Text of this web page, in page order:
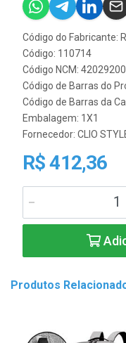
Código do Fabricante:
Código: 110714
Código NCM: 42029200
Código de Barras do
Código de Barras da
Embalagem: 1X1
Fornecedor: CLIO
R$ 412,36
Produtos